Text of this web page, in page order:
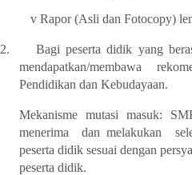
v Rapor (Asli dan Fotocopy)
2.
Bagi peserta didik yang
mendapatkan/membawa
Pendidikan dan Kebudayaan.
Mekanisme mutasi masuk:
menerima dan melakukan
peserta didik sesuai dengan
peserta didik.